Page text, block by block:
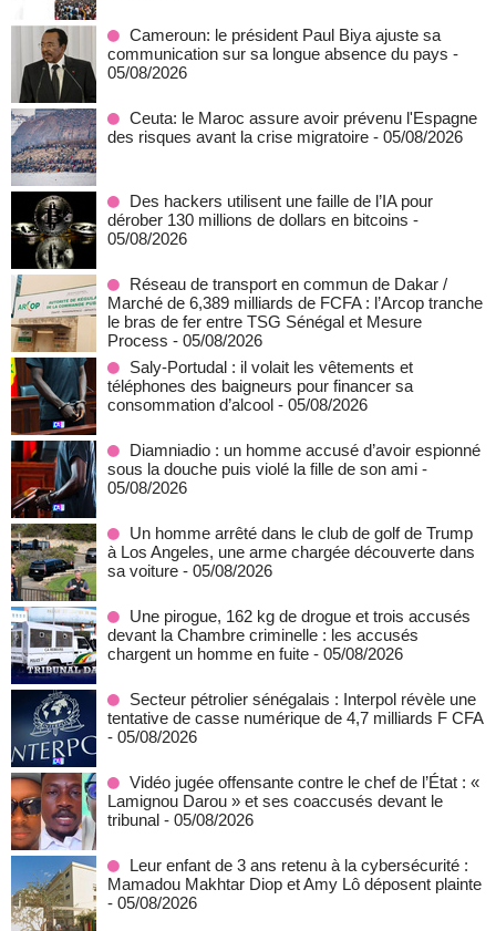
Cameroun: le président Paul Biya ajuste sa
communication sur sa longue absence du pays -
05/08/2026
Ceuta: le Maroc assure avoir prévenu l'Espagne
des risques avant la crise migratoire - 05/08/2026
Des hackers utilisent une faille de l’IA pour
dérober 130 millions de dollars en bitcoins -
05/08/2026
Réseau de transport en commun de Dakar /
Marché de 6,389 milliards de FCFA : l’Arcop tranche
le bras de fer entre TSG Sénégal et Mesure
Process - 05/08/2026
Saly-Portudal : il volait les vêtements et
téléphones des baigneurs pour financer sa
consommation d’alcool - 05/08/2026
Diamniadio : un homme accusé d’avoir espionné
sous la douche puis violé la fille de son ami -
05/08/2026
Un homme arrêté dans le club de golf de Trump
à Los Angeles, une arme chargée découverte dans
sa voiture - 05/08/2026
Une pirogue, 162 kg de drogue et trois accusés
devant la Chambre criminelle : les accusés
chargent un homme en fuite - 05/08/2026
Secteur pétrolier sénégalais : Interpol révèle une
tentative de casse numérique de 4,7 milliards F CFA
- 05/08/2026
Vidéo jugée offensante contre le chef de l’État : «
Lamignou Darou » et ses coaccusés devant le
tribunal - 05/08/2026
Leur enfant de 3 ans retenu à la cybersécurité :
Mamadou Makhtar Diop et Amy Lô déposent plainte
- 05/08/2026